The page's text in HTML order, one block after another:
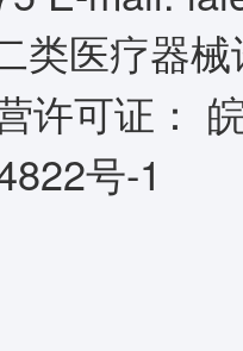
类医疗器
许可证：
号-1